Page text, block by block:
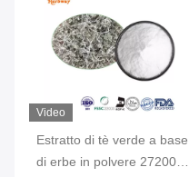
Video
Estratto di tè verde a base
di erbe in polvere 27200-